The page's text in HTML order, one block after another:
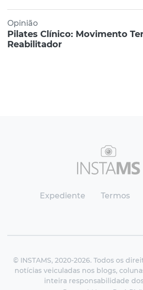
Opinião
Pilates Clínico: Movimento
Reabilitador
Expediente Termos
© INSTAMS, 2020-2026. Todos os
notícias veiculadas nos blogs,
inteira responsabilidade